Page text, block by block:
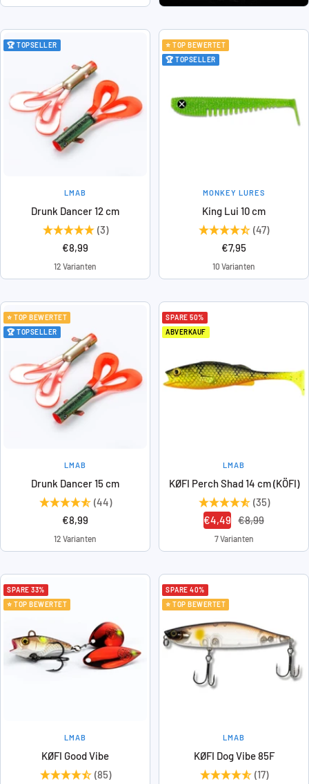
🏆 TOPSELLER
LMAB
Drunk Dancer 12 cm
(3)
Angebotspreis
€8,99
12 Varianten
⭐ TOP BEWERTET
🏆 TOPSELLER
MONKEY LURES
King Lui 10 cm
(47)
Angebotspreis
€7,95
10 Varianten
⭐ TOP BEWERTET
🏆 TOPSELLER
LMAB
Drunk Dancer 15 cm
(44)
Angebotspreis
€8,99
12 Varianten
SPARE 50%
ABVERKAUF
LMAB
KØFI Perch Shad 14 cm (KÖFI)
(35)
Angebotspreis
€4,49
Regulärer
Preis
€8,99
7 Varianten
SPARE 33%
⭐ TOP BEWERTET
LMAB
KØFI Good Vibe
(85)
SPARE 40%
⭐ TOP BEWERTET
LMAB
KØFI Dog Vibe 85F
(17)